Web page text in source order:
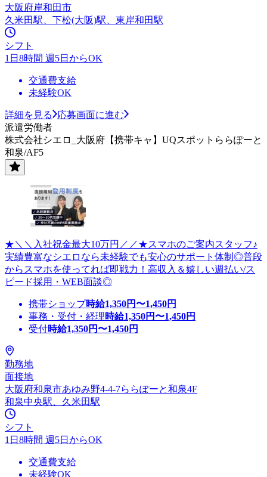
大阪府岸和田市
久米田駅、下松(大阪)駅、東岸和田駅
シフト
1日8時間 週5日からOK
交通費支給
未経験OK
詳細を見る
応募画面に進む
派遣労働者
株式会社シエロ_大阪府【携帯キャ】UQスポットららぽーと
和泉/AF5
★＼＼入社祝金最大10万円／／★スマホのご案内スタッフ♪
実績豊富なシエロなら未経験でも安心のサポート体制◎普段
からスマホを使ってれば即戦力！高収入＆嬉しい週払い/ス
ピード採用・WEB面談◎
携帯ショップ時給1,350円〜1,450円
事務・受付・経理時給1,350円〜1,450円
受付時給1,350円〜1,450円
勤務地
面接地
大阪府和泉市あゆみ野4-4-7ららぽーと和泉4F
和泉中央駅、久米田駅
シフト
1日8時間 週5日からOK
交通費支給
未経験OK